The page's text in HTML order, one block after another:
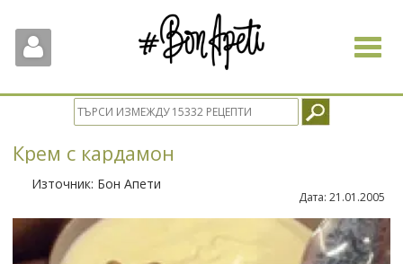
Toggle
Крем с кардамон
Източник: Бон Апети
Дата: 21.01.2005